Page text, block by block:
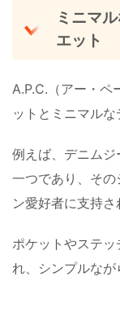
ミニマ
エット
A.P.C.（アー・ペ
ットとミニマルな
例えば、デニム
一つであり、そ
ン愛好者に支持さ
ポケットやステ
れ、シンプルなが